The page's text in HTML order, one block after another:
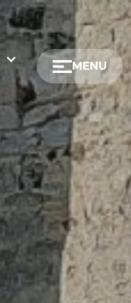
MENU
Dates
Gratuit /
Gratuit
Communes
Saint-Lubin-
Adainville
Bazainville